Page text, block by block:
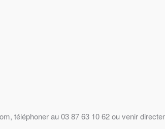
téléphoner au 03 87 63 10 62 ou venir